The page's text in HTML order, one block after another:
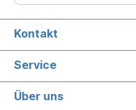
Kontakt
Service
Über uns